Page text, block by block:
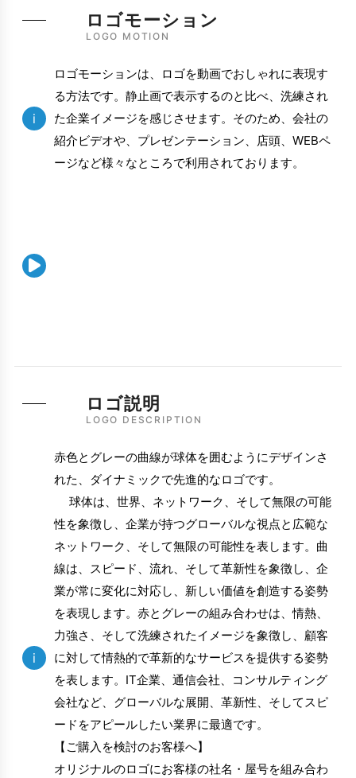
LOGO MOTION
ロゴモーション
i
ロゴモーションは、ロゴを動画でおしゃれに表現す
る方法です。静止画で表示するのと比べ、洗練され
た企業イメージを感じさせます。そのため、会社の
紹介ビデオや、プレゼンテーション、店頭、WEBペ
ージなど様々なところで利用されております。

LOGO DESCRIPTION
ロゴ説明
i
赤色とグレーの曲線が球体を囲むようにデザインさ
れた、ダイナミックで先進的なロゴです。
球体は、世界、ネットワーク、そして無限の可能
性を象徴し、企業が持つグローバルな視点と広範な
ネットワーク、そして無限の可能性を表します。曲
線は、スピード、流れ、そして革新性を象徴し、企
業が常に変化に対応し、新しい価値を創造する姿勢
を表現します。赤とグレーの組み合わせは、情熱、
力強さ、そして洗練されたイメージを象徴し、顧客
に対して情熱的で革新的なサービスを提供する姿勢
を表します。IT企業、通信会社、コンサルティング
会社など、グローバルな展開、革新性、そしてスピ
ードをアピールしたい業界に最適です。
【ご購入を検討のお客様へ】
オリジナルのロゴにお客様の社名・屋号を組み合わ